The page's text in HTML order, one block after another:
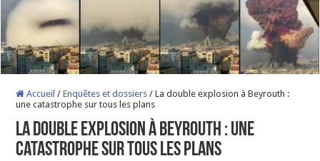
Accueil / Enquêtes et dossiers / La double explosion à Beyrouth :
une catastrophe sur tous les plans
La double explosion à Beyrouth : une
catastrophe sur tous les plans